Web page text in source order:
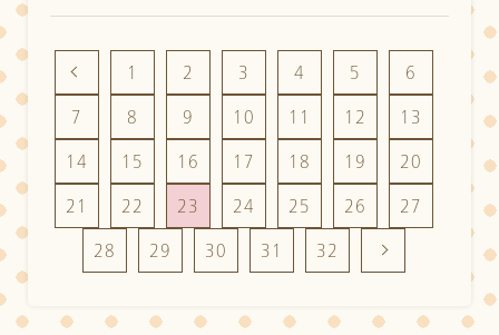
1 2 3 4 5 6
7 8 9 10 11 12 13
14 15 16 17 18 19 20
21 22 23 24 25 26 27
28 29 30 31 32